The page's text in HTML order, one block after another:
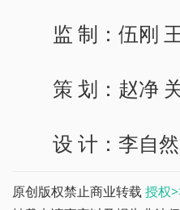
监 制：伍刚
策 划：赵净
设 计：李自然
原创版权禁止商业转载 授权